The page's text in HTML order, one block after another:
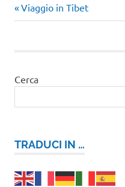
Navigazione
Articolo
precedente:
Viaggio in Tibet
Cerca
TRADUCI IN …